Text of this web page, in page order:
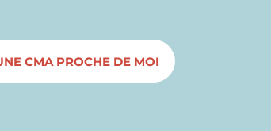
CMA PROCHE DE MOI